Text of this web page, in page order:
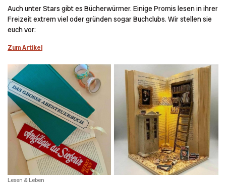
Auch unter Stars gibt es Bücherwürmer. Einige Promis lesen in ihrer
Freizeit extrem viel oder gründen sogar Buchclubs. Wir stellen sie
euch vor:
Zum Artikel
Lesen & Leben